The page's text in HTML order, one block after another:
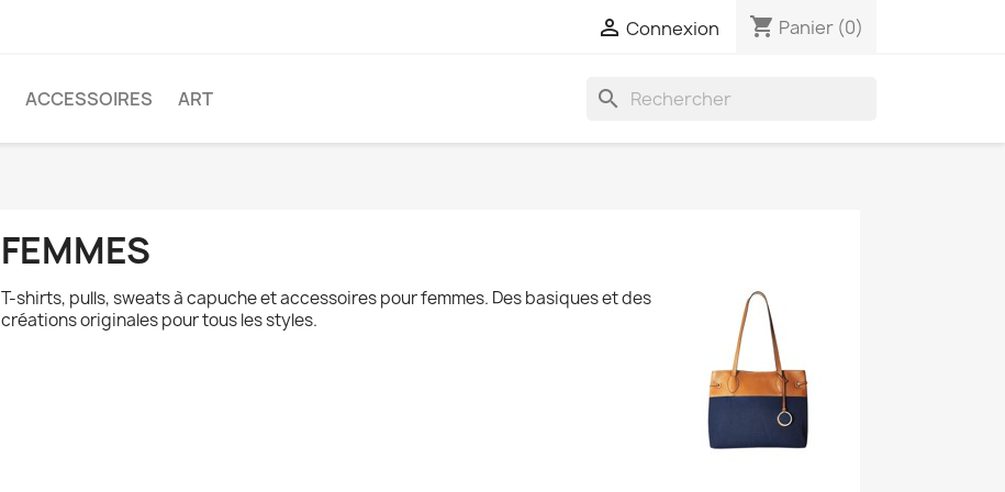
 Connexion shopping_cart Panier (0)
ACCESSOIRES ART search
FEMMES
T-shirts, pulls, sweats à capuche et accessoires pour femmes. Des basiques et des
créations originales pour tous les styles.